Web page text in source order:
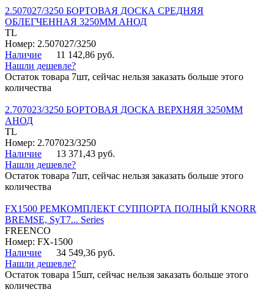
2.507027/3250 БОРТОВАЯ ДОСКА СРЕДНЯЯ
ОБЛЕГЧЕННАЯ 3250ММ АНОД
TL
Номер: 2.507027/3250
Наличие
11 142,86 руб.
Нашли дешевле?
Остаток товара 7шт, сейчас нельзя заказать больше этого
количества
2.707023/3250 БОРТОВАЯ ДОСКА ВЕРХНЯЯ 3250ММ
АНОД
TL
Номер: 2.707023/3250
Наличие
13 371,43 руб.
Нашли дешевле?
Остаток товара 7шт, сейчас нельзя заказать больше этого
количества
FX1500 РЕМКОМПЛЕКТ СУППОРТА ПОЛНЫЙ KNORR
BREMSE, SyT7... Series
FREENCO
Номер: FX-1500
Наличие
34 549,36 руб.
Нашли дешевле?
Остаток товара 15шт, сейчас нельзя заказать больше этого
количества